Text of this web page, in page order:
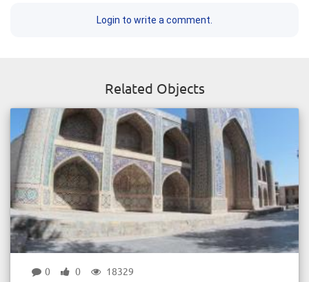
Login to write a comment.
Related Objects
0 0 18329